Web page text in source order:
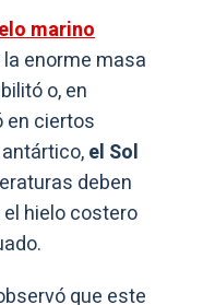
marino
enorme masa
o, en
en ciertos
el Sol
deben
hielo costero
que este